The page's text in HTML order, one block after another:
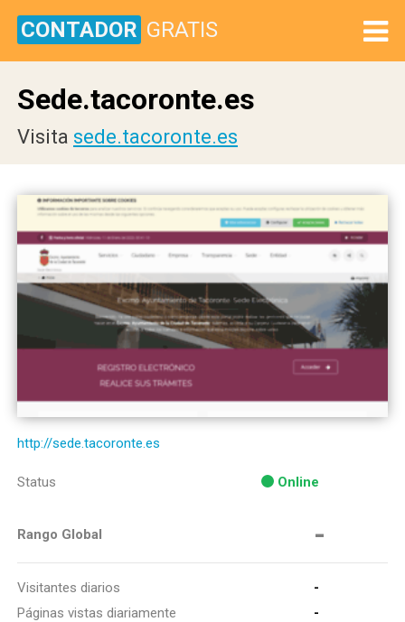
CONTADOR GRATIS
Sede.tacoronte.es
Visita sede.tacoronte.es
http://sede.tacoronte.es
Status Online
Rango Global -
Visitantes diarios
-
Páginas vistas diariamente
-